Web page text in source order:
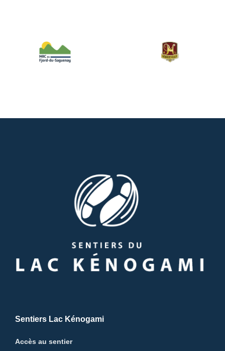
Sentiers Lac Kénogami
Accès au sentier